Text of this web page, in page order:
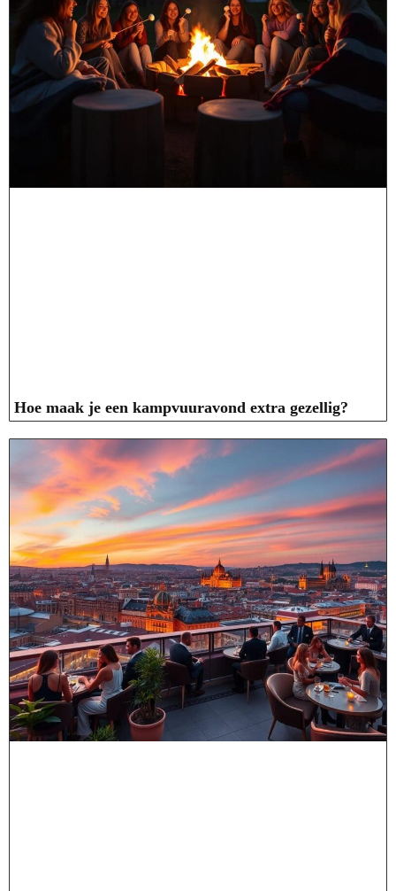
Hoe maak je een kampvuuravond extra gezellig?